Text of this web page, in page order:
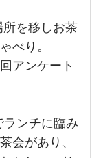
を移しお茶
ゃべり。
アンケート
ランチに臨み
会があり、